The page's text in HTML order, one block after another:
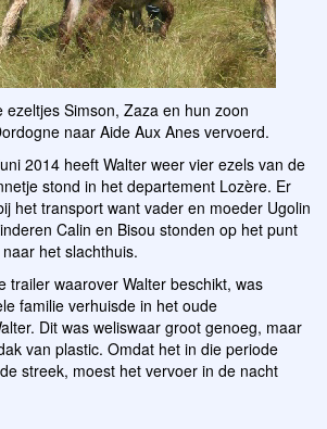
ezeltjes Simson, Zaza en hun zoon
naar Aide Aux Anes vervoerd.
2014 heeft Walter weer vier ezels van de
stond in het departement Lozère. Er
het transport want vader en moeder Ugolin
Calin en Bisou stonden op het punt
het slachthuis.
trailer waarover Walter beschikt, was
familie verhuisde in het oude
Dit was weliswaar groot genoeg, maar
van plastic. Omdat het in die periode
streek, moest het vervoer in de nacht